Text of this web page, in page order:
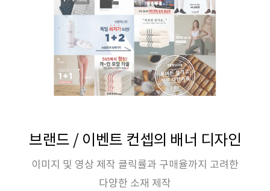
브랜드 / 이벤트 컨셉의 배너 디자인
이미지 및 영상 제작 클릭률과 구매율까지 고려한
다양한 소재 제작